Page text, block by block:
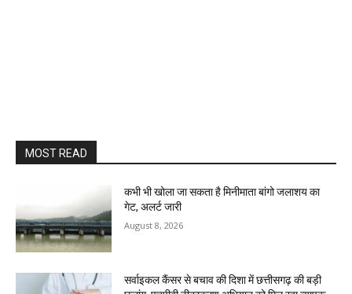
MOST READ
कभी भी खोला जा सकता है मिनीमाता बांगो जलाशय का
गेट, अलर्ट जारी
August 8, 2026
सर्वाइकल कैंसर से बचाव की दिशा में छत्तीसगढ़ की बड़ी